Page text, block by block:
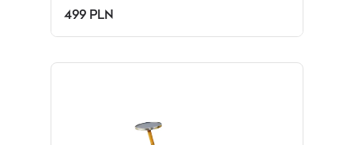
499 PLN